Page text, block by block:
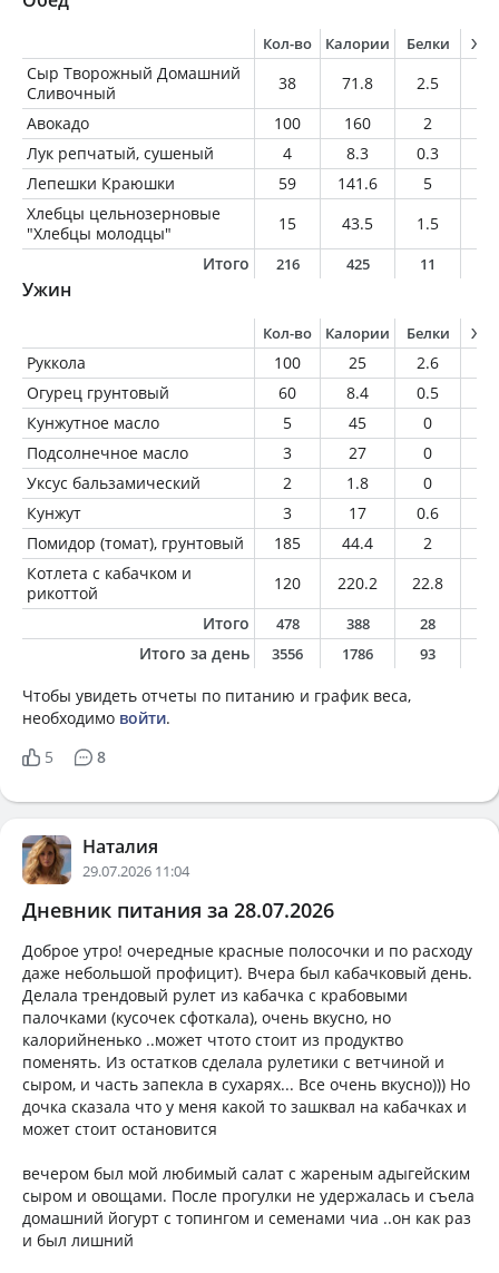
Кол-во Калории Белки
Сыр Творожный Домашний
Сливочный
38 71.8 2.5
Авокадо
100 160 2
Лук репчатый, сушеный
4 8.3 0.3
Лепешки Краюшки
59 141.6 5
Хлебцы цельнозерновые
"Хлебцы молодцы"
15 43.5 1.5
Итого
216 425 11
Ужин
Кол-во Калории Белки
Руккола 100 25 2.6
Огурец грунтовый
60 8.4 0.5
Кунжутное масло
5 45 0
Подсолнечное масло
3 27 0
Уксус бальзамический
2 1.8 0
Кунжут
3 17 0.6
Помидор (томат), грунтовый
185 44.4 2
Котлета с кабачком и
рикоттой
120 220.2 22.8
Итого
478 388 28
Итого за день 3556 1786 93
Чтобы увидеть отчеты по питанию и график веса,
необходимо войти.
5
8
Наталия
29.07.2026 11:04
Дневник питания за 28.07.2026
Доброе утро! очередные красные полосочки и по расходу
даже небольшой профицит). Вчера был кабачковый день.
Делала трендовый рулет из кабачка с крабовыми
палочками (кусочек сфоткала), очень вкусно, но
калорийненько ..может чтото стоит из продуктво
поменять. Из остатков сделала рулетики с ветчиной и
сыром, и часть запекла в сухарях... Все очень вкусно))) Но
дочка сказала что у меня какой то зашквал на кабачках и
может стоит остановится
вечером был мой любимый салат с жареным адыгейским
сыром и овощами. После прогулки не удержалась и съела
домашний йогурт с топингом и семенами чиа ..он как раз
и был лишний